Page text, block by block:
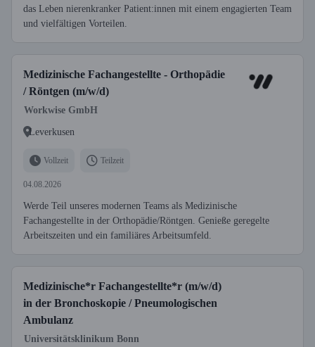
das Leben nierenkranker Patient:innen mit einem engagierten Team
und vielfältigen Vorteilen.
Medizinische Fachangestellte - Orthopädie
/ Röntgen (m/w/d)
Workwise GmbH
Leverkusen
Vollzeit Teilzeit
04.08.2026
Werde Teil unseres modernen Teams als Medizinische
Fachangestellte in der Orthopädie/Röntgen. Genieße geregelte
Arbeitszeiten und ein familiäres Arbeitsumfeld.
Medizinische*r Fachangestellte*r (m/w/d)
in der Bronchoskopie / Pneumologischen
Ambulanz
Universitätsklinikum Bonn